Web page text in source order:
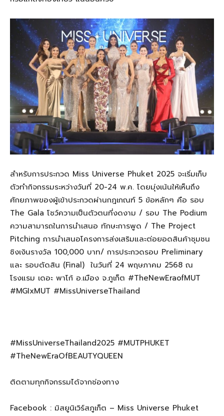
สำหรับการประกวด Miss Universe Phuket 2025 จะเริ่มเก็บ
ตัวทำกิจกรรมระหว่างวันที่ 20-24 พ.ค. โดยมุ่งเน้นให้เห็นถึง
ศักยภาพของผู้เข้าประกวดผ่านกฎเกณฑ์ 5 ข้อหลักๆ คือ รอบ
The Gala โชว์ความเป็นตัวตนที่งดงาม / รอบ The Podium
ความสามารถในการนำเสนอ ทักษะการพูด / The Project
Pitching การนำเสนอโครงการส่งเสริมและต่อยอดสินค้าชุมชน
ชิงเงินรางวัล 100,000 บาท/ การประกวดรอบ Preliminary
และ รอบตัดสิน (Final) ในวันที่ 24 พฤษภาคม 2568 ณ
โรงแรม เดอะ พาโก้ อ.เมือง จ.ภูเก็ต #TheNewEraofMUT
#MGIxMUT #MissUniverseThailand
#MissUniverseThailand2025 #MUTPHUKET
#TheNewEraOfBEAUTYQUEEN
ติดตามทุกกิจกรรมได้จากช่องทาง
Facebook : มิสยูนิเวิร์สภูเก็ต – Miss Universe Phuket